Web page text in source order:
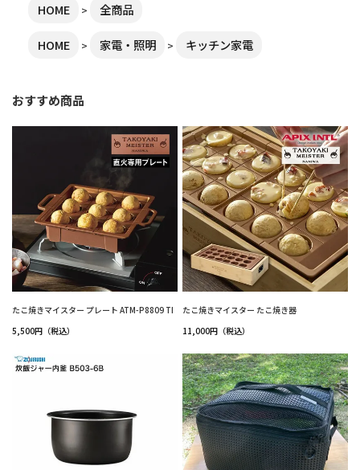
HOME 全商品
HOME 家電・照明 キッチン家電
おすすめ商品
たこ焼きマイスター プレート ATM-P8809 TI
5,500円（税込）
たこ焼きマイスター たこ焼き器
11,000円（税込）